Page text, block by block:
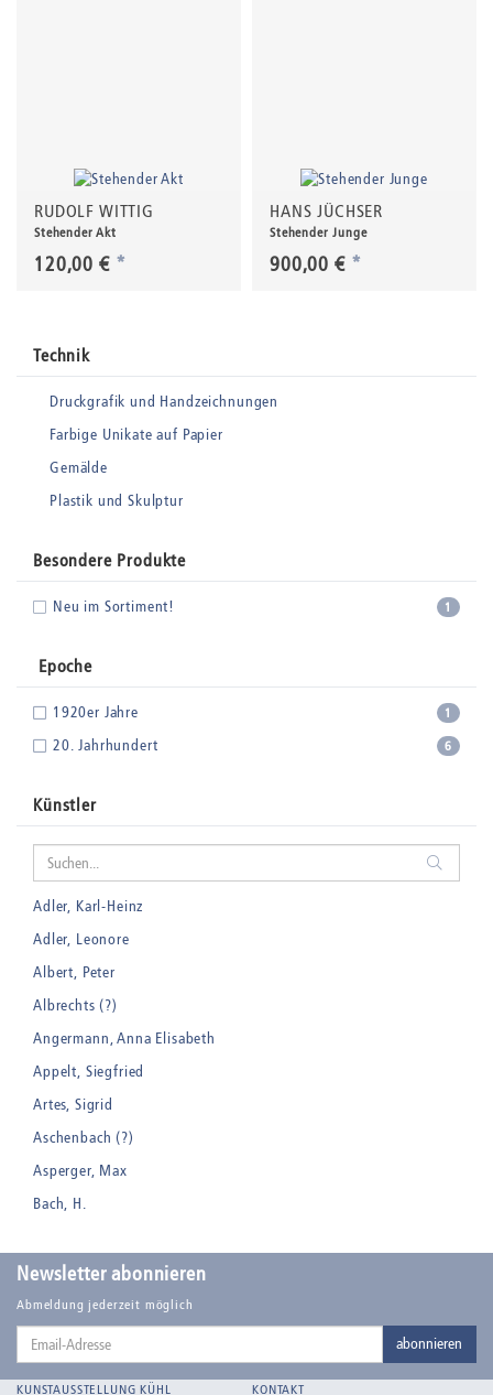
RUDOLF WITTIG
Stehender Akt
120,00 € *
HANS JÜCHSER
Stehender Junge
900,00 € *
Technik
Druckgrafik und Handzeichnungen
Farbige Unikate auf Papier
Gemälde
Plastik und Skulptur
Besondere Produkte
1
Neu im Sortiment!
Epoche
1
1920er Jahre
6
20. Jahrhundert
Künstler
Adler, Karl-Heinz
Adler, Leonore
Albert, Peter
Albrechts (?)
Angermann, Anna Elisabeth
Appelt, Siegfried
Artes, Sigrid
Aschenbach (?)
Asperger, Max
Bach, H.
Balden, Theo , eigentlich Otto Koehler
Balden-Wolff, Annemarie
Bankroth, Bernd
Bankroth, Ursula
Newsletter abonnieren
Abmeldung jederzeit möglich
Email-
abonnieren
KUNSTAUSSTELLUNG KÜHL KONTAKT